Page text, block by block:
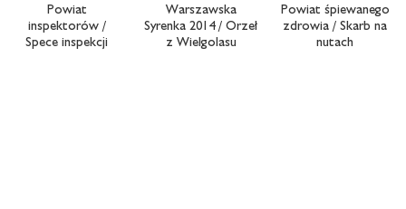
Powiat
inspektorów /
Spece inspekcji
Warszawska
Syrenka 2014 / Orzeł
z Wielgolasu
Powiat śpiewanego
zdrowia / Skarb na
nutach